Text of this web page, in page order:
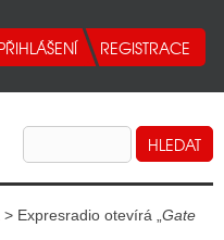
> Expresradio otevírá „ Gate